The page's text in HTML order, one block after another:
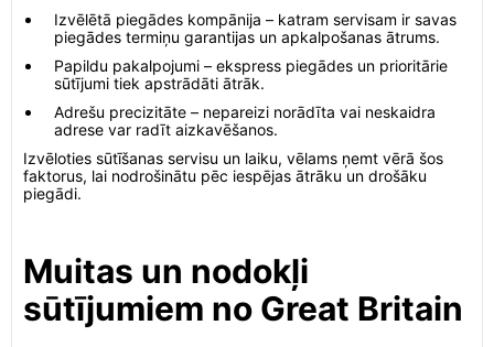
Izvēlētā piegādes kompānija – katram servisam ir savas
piegādes termiņu garantijas un apkalpošanas ātrums.
Papildu pakalpojumi – ekspress piegādes un prioritārie
sūtījumi tiek apstrādāti ātrāk.
Adrešu precizitāte – nepareizi norādīta vai neskaidra
adrese var radīt aizkavēšanos.
Izvēloties sūtīšanas servisu un laiku, vēlams ņemt vērā šos
faktorus, lai nodrošinātu pēc iespējas ātrāku un drošāku
piegādi.
Muitas un nodokļi
sūtījumiem no Great Britain